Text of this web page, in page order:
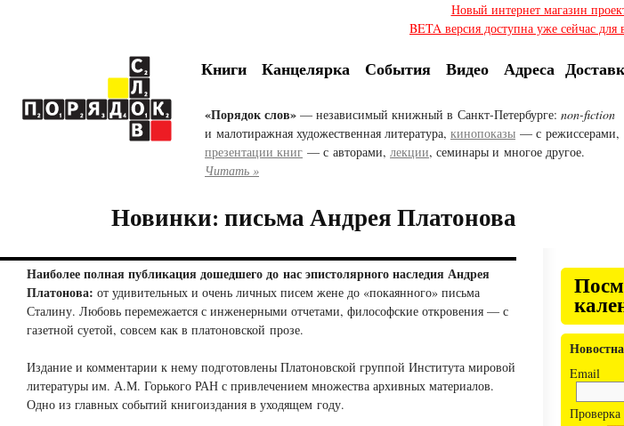
Новый интернет магазин
BETA версия доступна уже сейчас для
Книги Канцелярка События Видео Адреса
«Порядок слов» — независимый книжный в Санкт-Петербурге: non-fiction
и малотиражная художественная литература, кинопоказы — с режиссерами,
презентации книг — с авторами, лекции, семинары и многое другое.
Читать »
Новинки: письма Андрея Платонова
Наиболее полная публикация дошедшего до нас эпистолярного наследия Андрея
Платонова: от удивительных и очень личных писем жене до «покаянного» письма
Сталину. Любовь перемежается с инженерными отчетами, философские откровения — с
газетной суетой, совсем как в платоновской прозе.
Издание и комментарии к нему подготовлены Платоновской группой Института мировой
литературы им. А.М. Горького РАН с привлечением множества архивных материалов.
Одно из главных событий книгоиздания в уходящем году.
Email
Проверка